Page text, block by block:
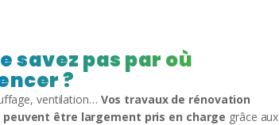
savez pas par où
?
ventilation… Vos travaux de rénovation
être largement pris en charge grâce aux